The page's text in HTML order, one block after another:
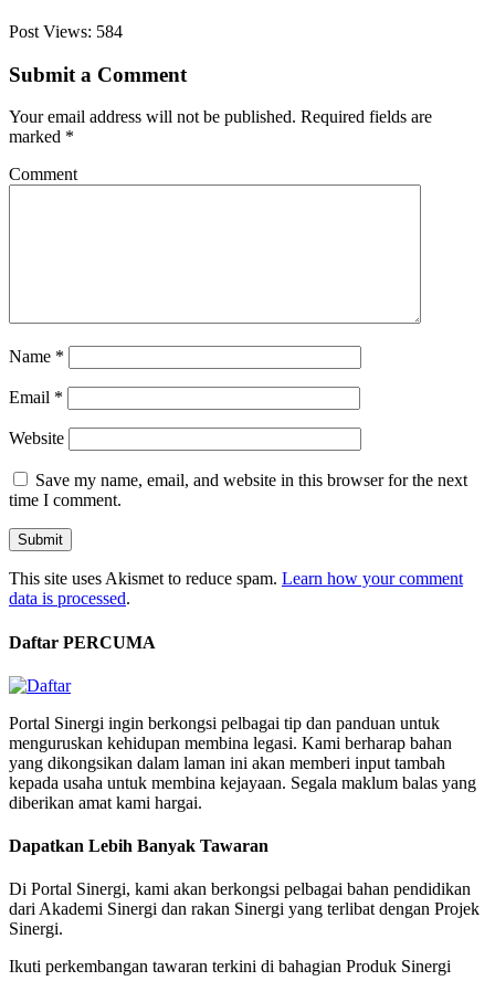
Post Views: 584
Submit a Comment
Your email address will not be published. Required fields are
marked *
Comment
Name *
Email *
Website
Save my name, email, and website in this browser for the next
time I comment.
This site uses Akismet to reduce spam. Learn how your comment
data is processed.
Daftar PERCUMA
Portal Sinergi ingin berkongsi pelbagai tip dan panduan untuk
menguruskan kehidupan membina legasi. Kami berharap bahan
yang dikongsikan dalam laman ini akan memberi input tambah
kepada usaha untuk membina kejayaan. Segala maklum balas yang
diberikan amat kami hargai.
Dapatkan Lebih Banyak Tawaran
Di Portal Sinergi, kami akan berkongsi pelbagai bahan pendidikan
dari Akademi Sinergi dan rakan Sinergi yang terlibat dengan Projek
Sinergi.
Ikuti perkembangan tawaran terkini di bahagian Produk Sinergi